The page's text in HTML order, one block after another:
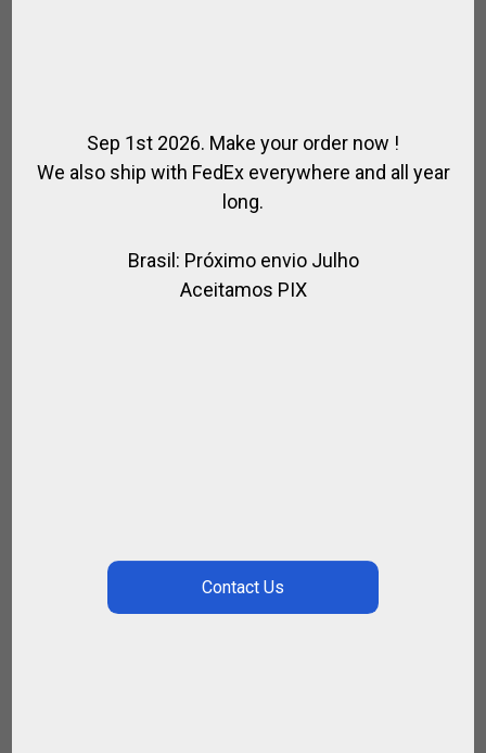
,EQUITACION,MONTURA DE EQUITACIÓN
MONTURA
, SPIRIT OF JUMPING
Sep 1st 2026. Make your order now !
We also ship with FedEx everywhere and all year
long.
Brasil: Próximo envio Julho
Aceitamos PIX